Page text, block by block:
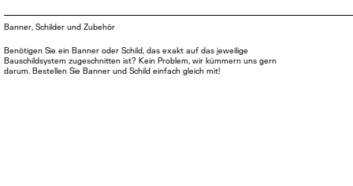
Benötigen Sie ein Banner oder Schild, das exakt auf das jeweilige
Bauschildsystem zugeschnitten ist? Kein Problem, wir kümmern uns gern
darum. Bestellen Sie Banner und Schild einfach gleich mit!
Banner, Schilder und Zubehör